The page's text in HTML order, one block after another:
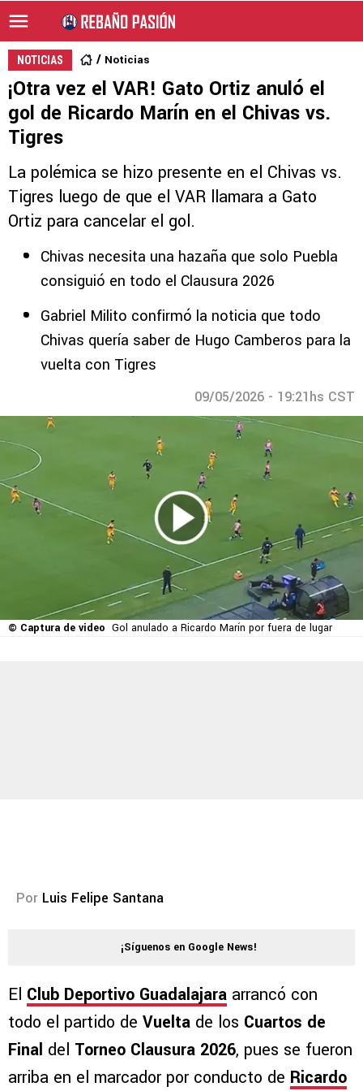
NOTICIAS Noticias
¡Otra vez el VAR! Gato Ortiz anuló el
gol de Ricardo Marín en el Chivas vs.
Tigres
La polémica se hizo presente en el Chivas vs.
Tigres luego de que el VAR llamara a Gato
Ortiz para cancelar el gol.
Chivas necesita una hazaña que solo Puebla
consiguió en todo el Clausura 2026
Gabriel Milito confirmó la noticia que todo
Chivas quería saber de Hugo Camberos para la
vuelta con Tigres
09/05/2026 - 19:21hs CST
© Captura de video Gol anulado a Ricardo Marín por fuera de lugar
Por Luis Felipe Santana
¡Síguenos en Google News!
El Club Deportivo Guadalajara arrancó con
todo el partido de Vuelta de los Cuartos de
Final del Torneo Clausura 2026, pues se fueron
arriba en el marcador por conducto de Ricardo